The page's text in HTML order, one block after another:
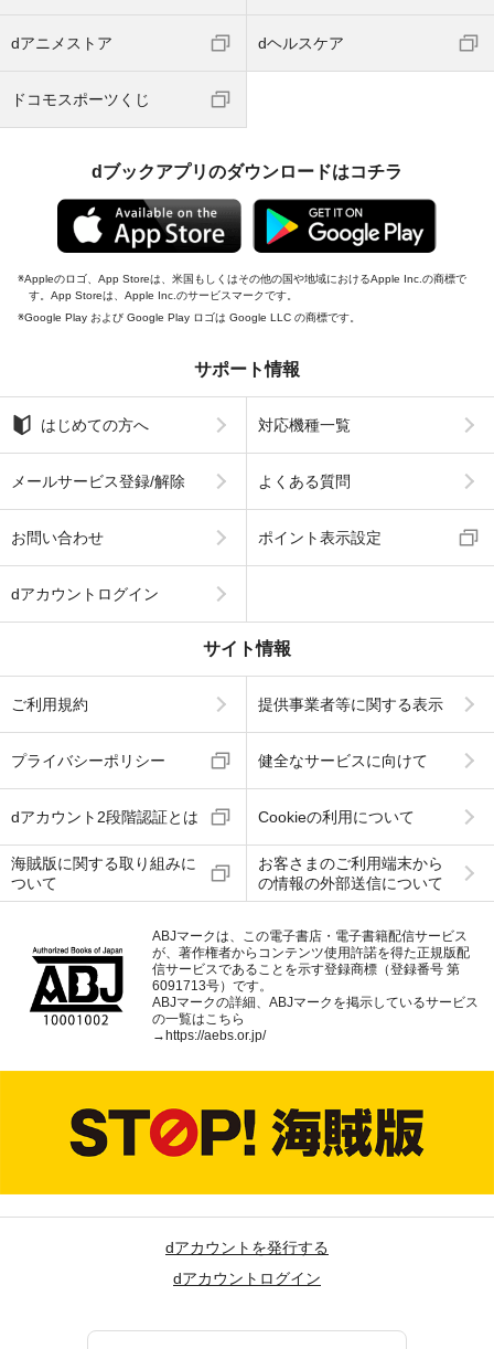
dアニメストア dヘルスケア
ドコモスポーツくじ
dブックアプリのダウンロードはコチラ
Appleのロゴ、App Storeは、米国もしくはその他の国や地域におけるApple Inc.の商標で
す。App Storeは、Apple Inc.のサービスマークです。
Google Play および Google Play ロゴは Google LLC の商標です。
サポート情報
はじめての方へ 対応機種一覧
メールサービス登録/解除 よくある質問
お問い合わせ ポイント表示設定
dアカウントログイン
サイト情報
ご利用規約 提供事業者等に関する表示
プライバシーポリシー 健全なサービスに向けて
dアカウント2段階認証とは Cookieの利用について
海賊版に関する取り組みに
ついて
お客さまのご利用端末から
の情報の外部送信について
ABJマークは、この電子書店・電子書籍配信サービス
が、著作権者からコンテンツ使用許諾を得た正規版配
信サービスであることを示す登録商標（登録番号 第
6091713号）です。
ABJマークの詳細、ABJマークを掲示しているサービス
の一覧はこちら
→ https://aebs.or.jp/
dアカウントを発行する
dアカウントログイン